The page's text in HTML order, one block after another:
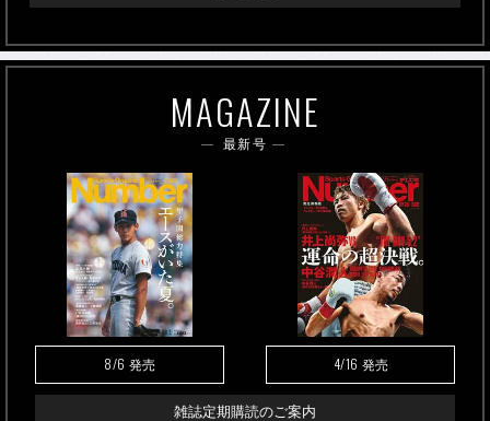
MAGAZINE
最新号
8/6 発売 4/16 発売
雑誌定期購読のご案内